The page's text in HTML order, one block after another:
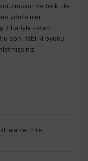
ve belki de
yöntemleri
itibariyle zaten
son, tabi ki oyunu
alanlar * ile